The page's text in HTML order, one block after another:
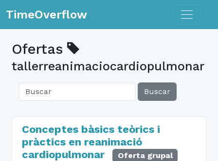
TimeOverflow Toggle
Ofertas
tallerreanimaciocardiopulmonar
Buscar
Conceptes bàsics teòrics i
pràctics en reanimació
cardiopulmonar
Oferta grupal